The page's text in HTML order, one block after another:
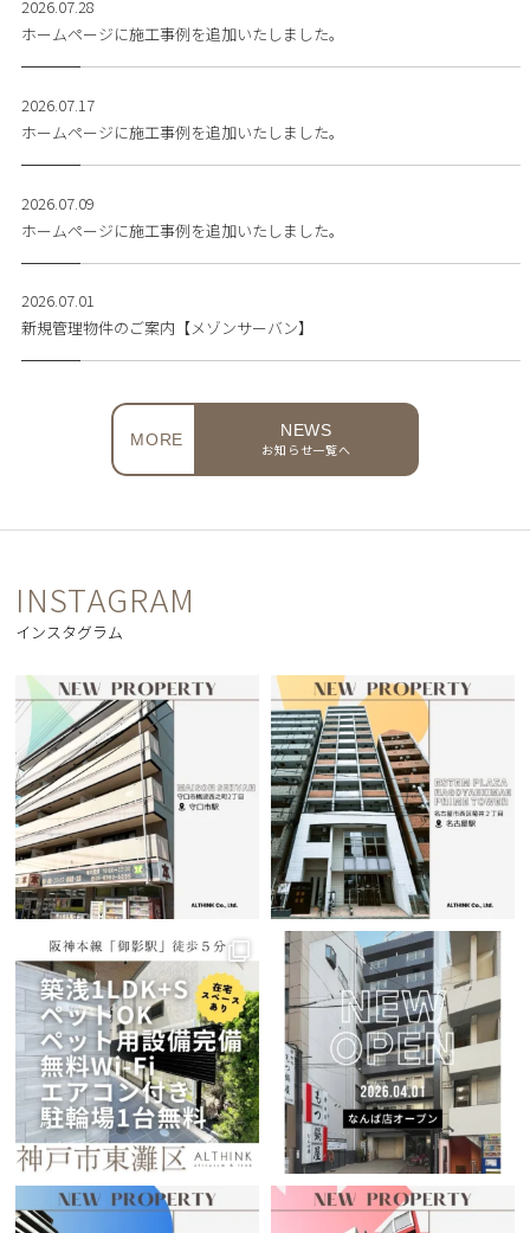
2026.07.28
ホームページに施工事例を追加いたしました。
2026.07.17
ホームページに施工事例を追加いたしました。
2026.07.09
ホームページに施工事例を追加いたしました。
2026.07.01
新規管理物件のご案内【メゾンサーバン】
NEWS
お知らせ一覧へ
MORE
INSTAGRAM
インスタグラム